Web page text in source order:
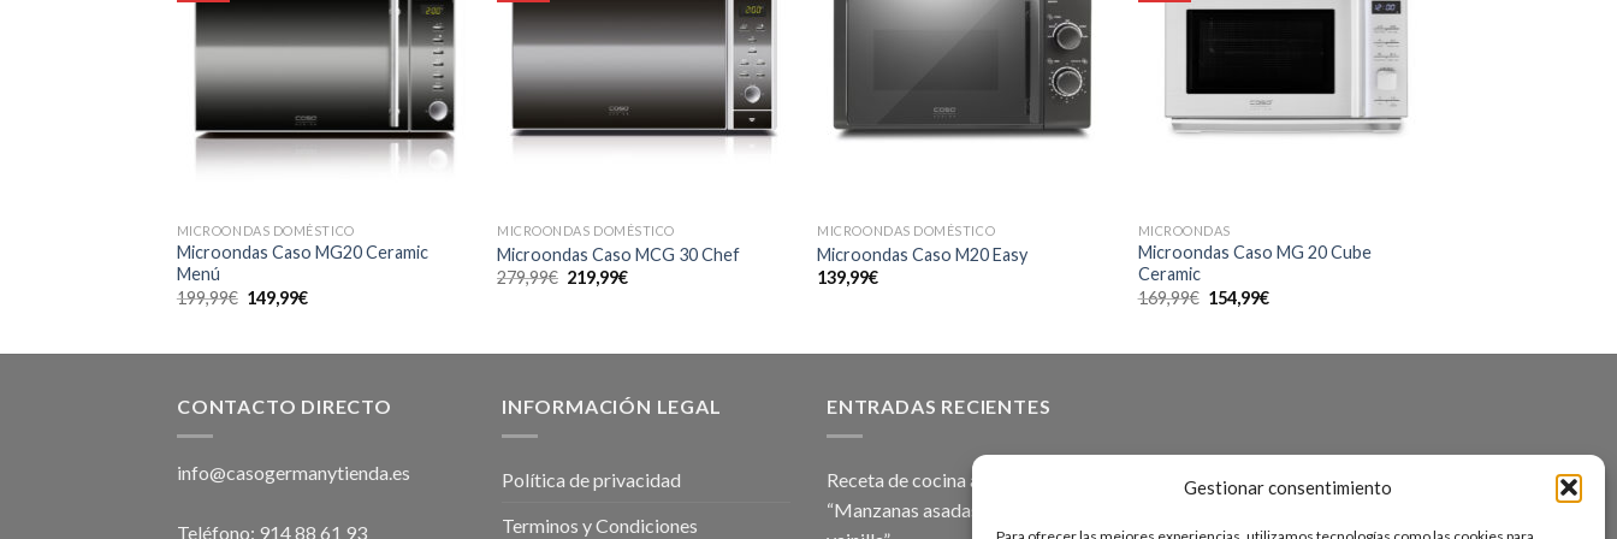
Gestionar consentimiento
MICROONDAS DOMÉSTICO
Microondas Caso MG20 Ceramic
Menú
199,99€ El
precio
149,99€El
MICROONDAS DOMÉSTICO
Microondas Caso MCG 30 Chef
279,99€ El
precio
219,99€El
MICROONDAS DOMÉSTICO
Microondas Caso M20 Easy
139,99€
MICROONDAS
Microondas Caso MG 20 Cube
Ceramic
169,99€ El
precio
154,99€El
CONTACTO DIRECTO
info@casogermanytienda.es
Teléfono: 914 88 61 93
INFORMACIÓN LEGAL
Política de privacidad
Terminos y Condiciones
ENTRADAS RECIENTES
Receta de cocina al vacío frutas
“Manzanas asadas en salsa de